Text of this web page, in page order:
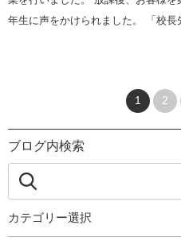
年生に声をかけられました。 「校
なりました。 （生徒の皆さんのワ
1 2
ブログ内検索
カテゴリー選択